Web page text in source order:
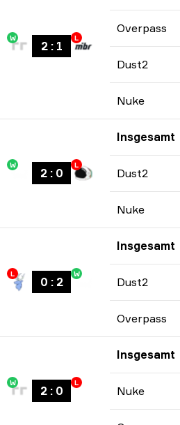
W
2: 1
L
Overpass
Dust2
Nuke
W
2: 0
L
Insgesamt
Dust2
Nuke
L
0 : 2
W
Insgesamt
Dust2
Overpass
W
2: 0
L
Insgesamt
Nuke